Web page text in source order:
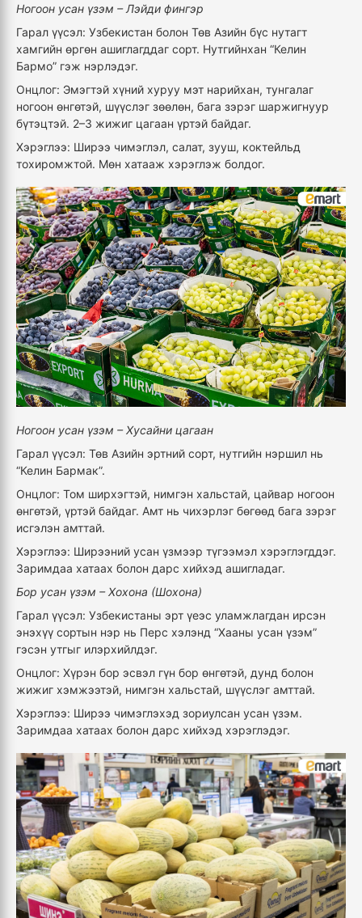
Ногоон усан үзэм – Лэйди фингэр
Гарал үүсэл: Узбекистан болон Төв Азийн бүс нутагт
хамгийн өргөн ашиглагддаг сорт. Нутгийнхан “Келин
Бармо” гэж нэрлэдэг.
Онцлог: Эмэгтэй хүний хуруу мэт нарийхан, тунгалаг
ногоон өнгөтэй, шүүслэг зөөлөн, бага зэрэг шаржигнуур
бүтэцтэй. 2–3 жижиг цагаан үртэй байдаг.
Хэрэглээ: Ширээ чимэглэл, салат, зууш, коктейльд
тохиромжтой. Мөн хатааж хэрэглэж болдог.
Ногоон усан үзэм – Хусайни цагаан
Гарал үүсэл: Төв Азийн эртний сорт, нутгийн нэршил нь
“Келин Бармак”.
Онцлог: Том ширхэгтэй, нимгэн хальстай, цайвар ногоон
өнгөтэй, үртэй байдаг. Амт нь чихэрлэг бөгөөд бага зэрэг
исгэлэн амттай.
Хэрэглээ: Ширээний усан үзмээр түгээмэл хэрэглэгддэг.
Заримдаа хатаах болон дарс хийхэд ашигладаг.
Бор усан үзэм – Хохона (Шохона)
Гарал үүсэл: Узбекистаны эрт үеэс уламжлагдан ирсэн
энэхүү сортын нэр нь Перс хэлэнд “Хааны усан үзэм”
гэсэн утгыг илэрхийлдэг.
Онцлог: Хүрэн бор эсвэл гүн бор өнгөтэй, дунд болон
жижиг хэмжээтэй, нимгэн хальстай, шүүслэг амттай.
Хэрэглээ: Ширээ чимэглэхэд зориулсан усан үзэм.
Заримдаа хатаах болон дарс хийхэд хэрэглэдэг.